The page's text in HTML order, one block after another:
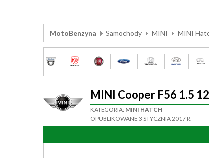
MotoBenzyna Samochody MINI MINI
MINI Cooper F56 1.5
KATEGORIA: MINI HATCH
OPUBLIKOWANE 3 STYCZNIA 2017 R.